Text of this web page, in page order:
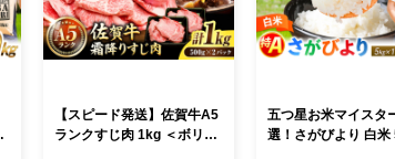
【スピード発送】佐賀牛A5
ランクすじ肉 1kg ＜ボリュ
五つ星お米マイスタ
選！さがびより 白米